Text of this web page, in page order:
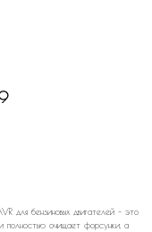
для бензиновых двигателей – это
полностью очищает форсунки, а